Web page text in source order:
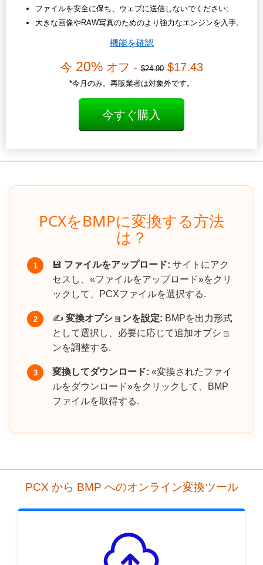
ファイルを安全に保ち、ウェブに送信しないでください;
大きな画像やRAW写真のためのより強力なエンジンを入手。
機能を確認
今 20%オフ -$24.90$17.43
*今月のみ。再販業者は対象外です。
今すぐ購入
PCXをBMPに変換する方法
は？
1 💾 ファイルをアップロード: サイトにアク
セスし、«ファイルをアップロード»をクリ
ックして、PCXファイルを選択する.
2 ✍️ 変換オプションを設定: BMPを出力形式
として選択し、必要に応じて追加オプショ
ンを調整する.
3 変換してダウンロード: «変換されたファイ
ルをダウンロード»をクリックして、BMP
ファイルを取得する.
PCX から BMP へのオンライン変換ツール